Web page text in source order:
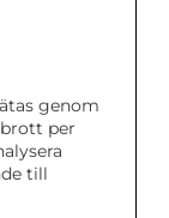
genom
per
till